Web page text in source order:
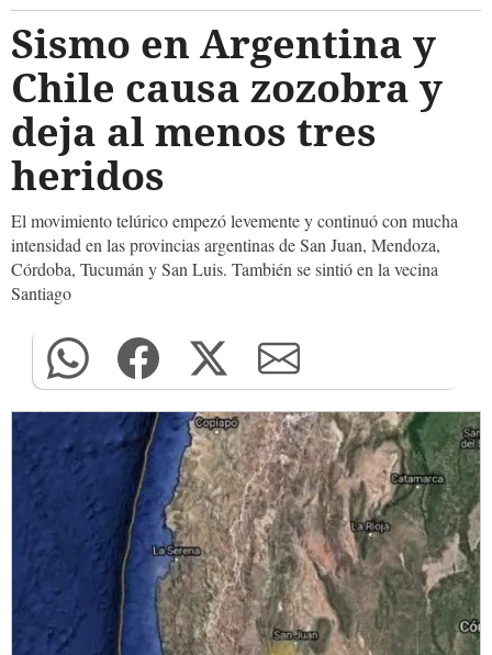
Sismo en Argentina y
Chile causa zozobra y
deja al menos tres
heridos
El movimiento telúrico empezó levemente y continuó con mucha
intensidad en las provincias argentinas de San Juan, Mendoza,
Córdoba, Tucumán y San Luis. También se sintió en la vecina
Santiago